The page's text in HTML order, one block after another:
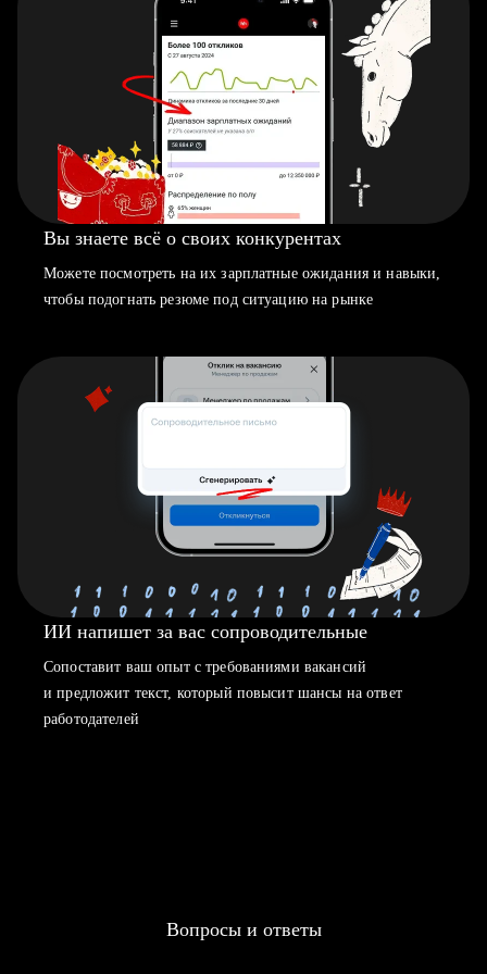
Вы знаете всё о своих конкурентах
Можете посмотреть на их зарплатные ожидания и навыки,
чтобы подогнать резюме под ситуацию на рынке
ИИ напишет за вас сопроводительные
Сопоставит ваш опыт с требованиями вакансий
и предложит текст, который повысит шансы на ответ
работодателей
Вопросы и ответы